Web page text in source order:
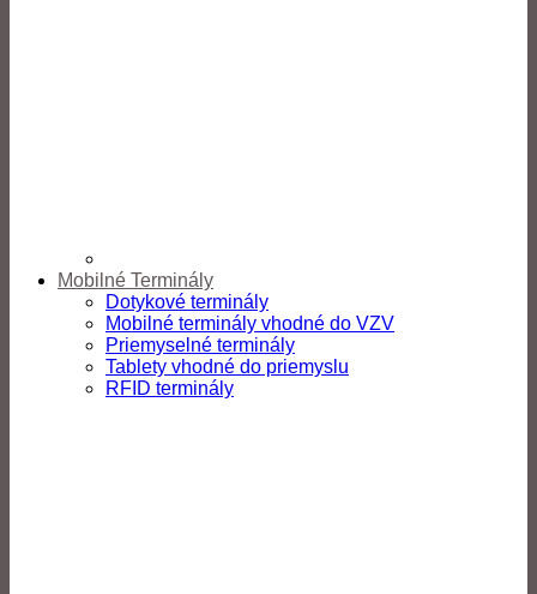
Mobilné Terminály
Dotykové terminály
Mobilné terminály vhodné do VZV
Priemyselné terminály
Tablety vhodné do priemyslu
RFID terminály